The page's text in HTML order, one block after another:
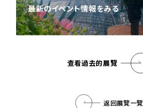
查看過去的展覽
返回展覽一覽